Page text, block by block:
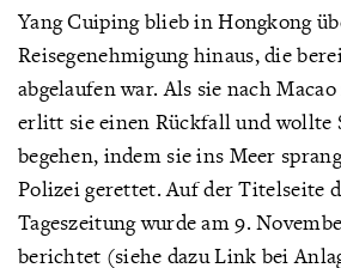
Yang Cuiping blieb in Hongkong
Reisegenehmigung hinaus, die
abgelaufen war. Als sie nach
erlitt sie einen Rückfall und wollte
begehen, indem sie ins Meer
Polizei gerettet. Auf der Titelseite
Tageszeitung wurde am 9.
berichtet (siehe dazu Link bei